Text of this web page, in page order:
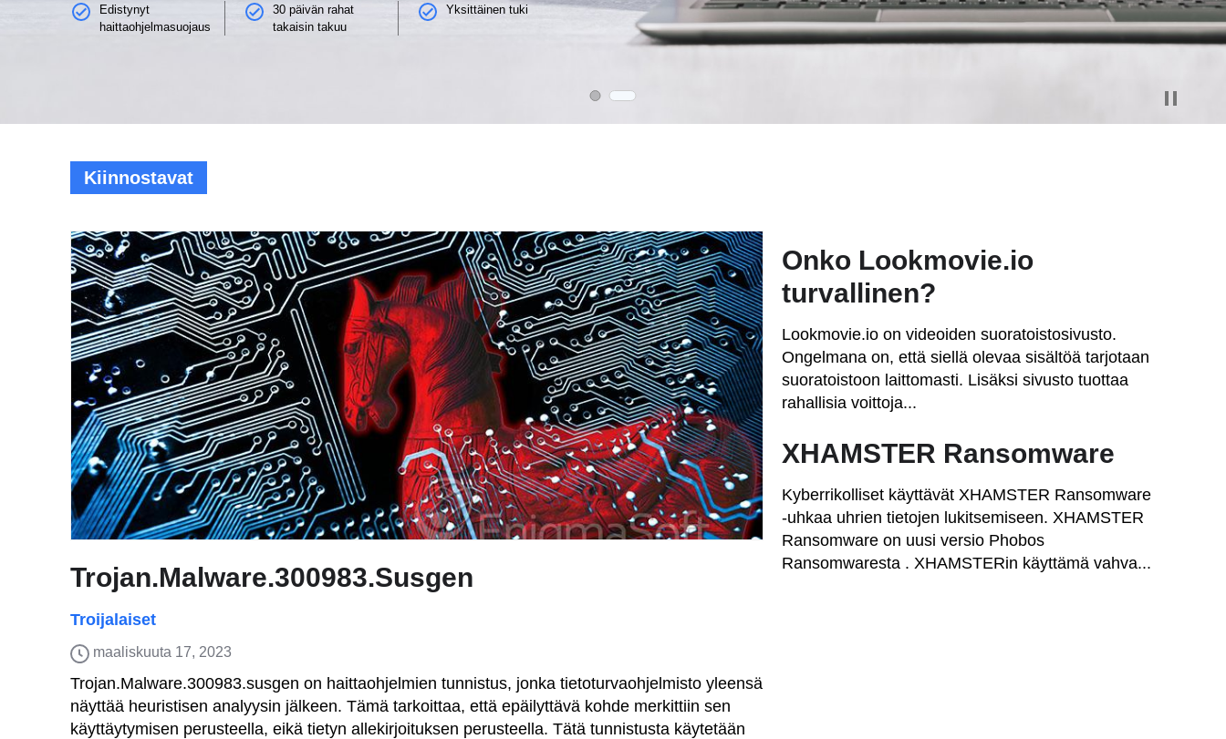
Edistynyt
haittaohjelmasuojaus
30 päivän rahat
takaisin takuu
Yksittäinen tuki
Kiinnostavat
Trojan.Malware.300983.Susgen
Troijalaiset
maaliskuuta 17, 2023
Trojan.Malware.300983.susgen on haittaohjelmien tunnistus, jonka tietoturvaohjelmisto yleensä
näyttää heuristisen analyysin jälkeen. Tämä tarkoittaa, että epäilyttävä kohde merkittiin sen
käyttäytymisen perusteella, eikä tietyn allekirjoituksen perusteella. Tätä tunnistusta käytetään
Onko Lookmovie.io
turvallinen?
Lookmovie.io on videoiden suoratoistosivusto.
Ongelmana on, että siellä olevaa sisältöä tarjotaan
suoratoistoon laittomasti. Lisäksi sivusto tuottaa
rahallisia voittoja...
XHAMSTER Ransomware
Kyberrikolliset käyttävät XHAMSTER Ransomware
-uhkaa uhrien tietojen lukitsemiseen. XHAMSTER
Ransomware on uusi versio Phobos
Ransomwaresta . XHAMSTERin käyttämä vahva...